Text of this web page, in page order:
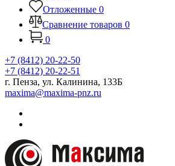
Отложенные 0
Сравнение товаров 0
0
+7 (8412) 20-22-50
+7 (8412) 20-22-51
г. Пенза, ул. Калинина, 133Б
maxima@maxima-pnz.ru